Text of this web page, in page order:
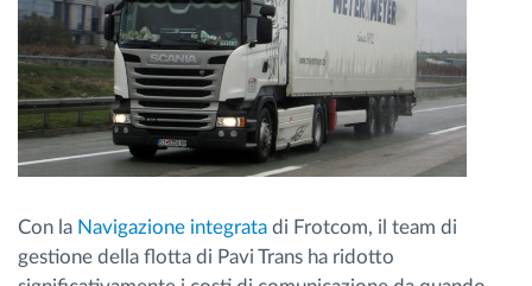
Con la Navigazione integrata di Frotcom, il team di
gestione della flotta di Pavi Trans ha ridotto